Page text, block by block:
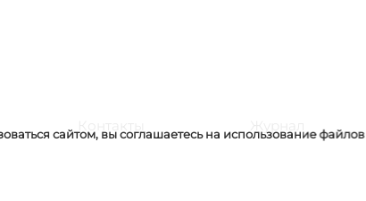
сайтом, вы соглашаетесь на использование файлов